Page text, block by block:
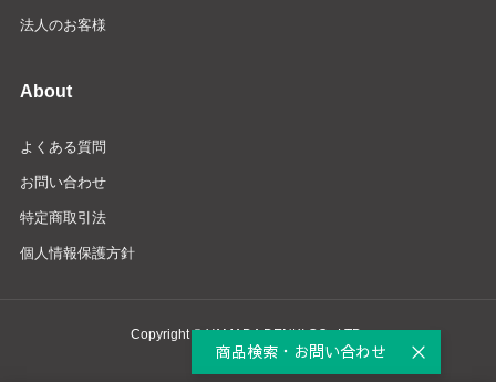
法人のお客様
About
よくある質問
お問い合わせ
特定商取引法
個人情報保護方針
Copyright © YAMADA DENKI CO., LTD.
商品検索・お問い合わせ